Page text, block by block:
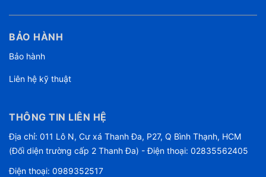
BẢO HÀNH
Bảo hành
Liên hệ kỹ thuật
THÔNG TIN LIÊN HỆ
Địa chỉ: 011 Lô N, Cư xá Thanh Đa, P27, Q Bình Thạnh, HCM
(Đối diện trường cấp 2 Thanh Đa) - Điện thoại: 02835562405
Điện thoại: 0989352517